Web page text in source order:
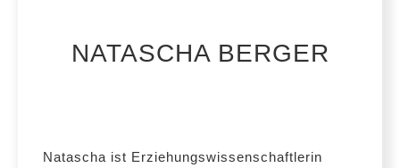
NATASCHA BERGER
Natascha ist Erziehungswissenschaftlerin